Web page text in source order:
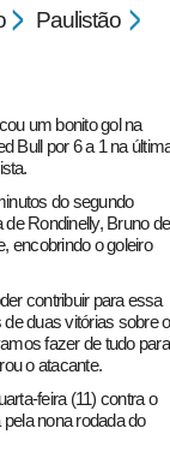
Paulistão
um bonito gol na
Bull por 6 a 1 na
do segundo
Rondinelly, Bruno de
encobrindo o goleiro
contribuir para essa
duas vitórias sobre o
fazer de tudo para
o atacante.
feira (11) contra o
nona rodada do